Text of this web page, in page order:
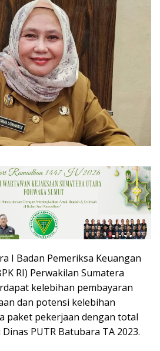
I Badan Pemeriksa Keuangan
RI) Perwakilan Sumatera
kelebihan pembayaran
dan potensi kelebihan
paket pekerjaan dengan total
Dinas PUTR Batubara TA 2023.